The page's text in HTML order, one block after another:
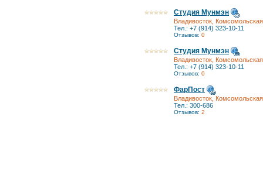
Студия Мунмэн
Владивосток,
Тел.: +7 (914) 323-10-11
Отзывов: 0
Студия Мунмэн
Владивосток,
Тел.: +7 (914) 323-10-11
Отзывов: 0
ФарПост
Владивосток,
Тел.: 300-686
Отзывов: 2